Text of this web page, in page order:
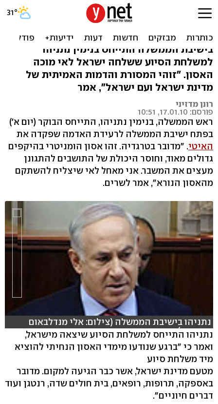
רה"מ על האיטי: אנו מדינה
קטנה עם לב גדול
בישיבת הממשלה התייחס בנימין נתניהו
למשלחת הסיוע ששלחה ישראל לאי מוכה
האסון. "זוהי המסורת והדמות האמיתית של
מדינת ישראל ועם ישראל", אמר
רונן מדזיני
פורסם: 17.01.10, 10:51
ראש הממשלה, בנימין נתניהו, התייחס הבוקר (יום א')
בפתח ישיבת הממשלה לרעידת האדמה שפקדה את
האיטי. "מדובר בטרגדיה. זהו אסון הומניטרי בהיקפים
גדולים מאוד, וחוסר היכולת של התושבים להתגונן
מעצים את המשבר. אני מאחל לאי שיצליח להשתקם
מהאסון הנורא", אמר לשרים.
hlsjs-lite: Network error
נתניהו בישיבת הממשלה (צילום: אלי מנדלבאום
ורויטרס)
נתניהו התייחס למשלחת הסיוע שיצאה מישראל,
ואמר כי "ברגע שנודעו מימדי האסון הנחיתי להוציא
מיד משלחת סיוע
מטעם מדינת ישראל, אשר כבר הגיעה למקום. מדובר
באספקה, תרופות, רופאים, בית חולים שדה, רנטגן ועוד
דברים חיוניים".